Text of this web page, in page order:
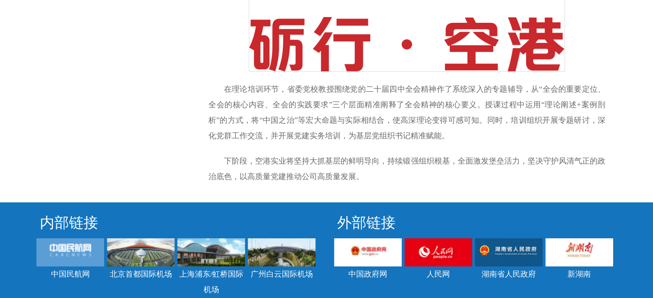
在理论培训环节，省委党校教授围绕党的二十届四中全会精神作了系统深入的专题辅导，从“全会的重要定位、
全会的核心内容、全会的实践要求”三个层面精准阐释了全会精神的核心要义。授课过程中运用“理论阐述+案例剖
析”的方式，将“中国之治”等宏大命题与实际相结合，使高深理论变得可感可知。同时，培训组织开展专题研讨，深
化党群工作交流，并开展党建实务培训，为基层党组织书记精准赋能。
下阶段，空港实业将坚持大抓基层的鲜明导向，持续锻强组织根基，全面激发堡垒活力，坚决守护风清气正的政
治底色，以高质量党建推动公司高质量发展。
内部链接
中国民航网 北京首都国际机场
上海浦东/虹桥国际
机场
广州白云国际机场
外部链接
中国政府网 人民网 湖南省人民政府 新湖南